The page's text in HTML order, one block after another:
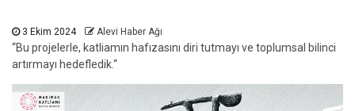
3 Ekim 2024 Alevi Haber Ağı
‘‘Bu projelerle, katliamın hafızasını diri tutmayı ve toplumsal bilinci
artırmayı hedefledik.‘‘